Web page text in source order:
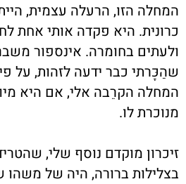
המחלה הזו, הרעלה עצמית,
כרונית. היא פקדה אותי אחת
ולעתים בחומרה. אינספור
שהַכָּרתי כבר ידעה לזהות, על
המחלה הקרֵבה אלי, אם היא
מנוכרת לו.
זיכרון מוקדם נוסף שלי,
בצלילות ברורה, היה של